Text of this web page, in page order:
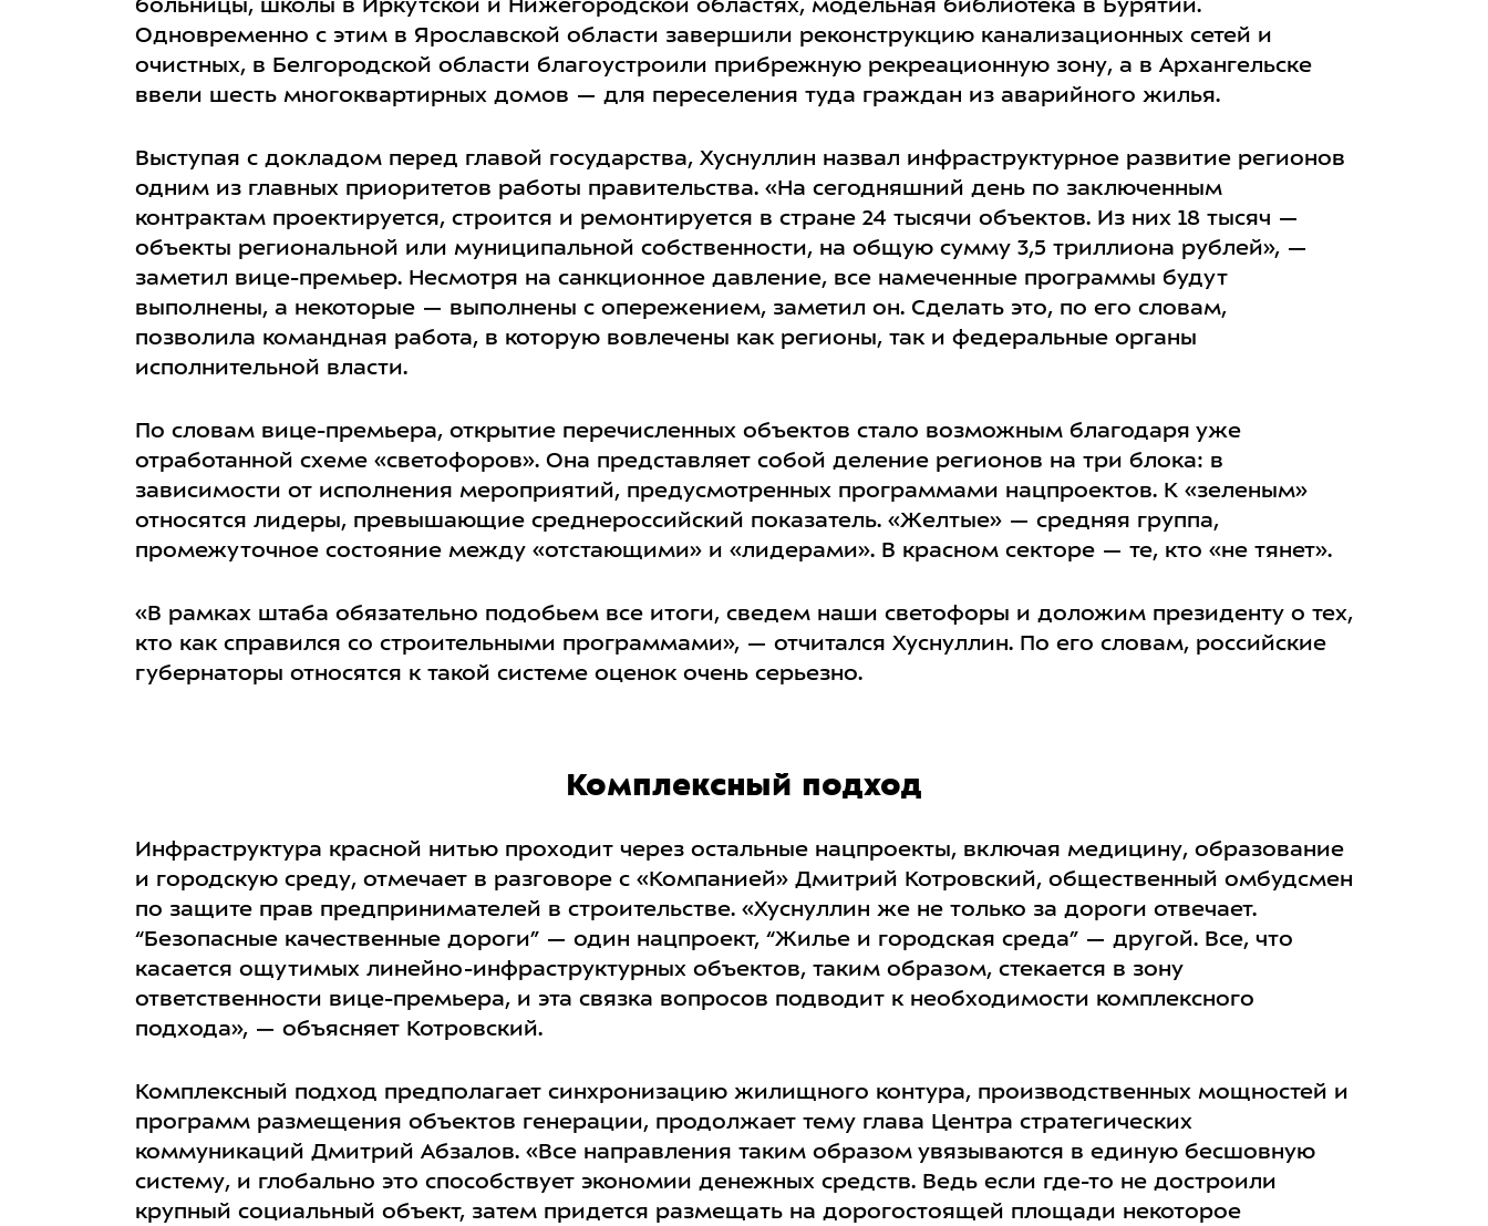
больницы, школы в Иркутской и Нижегородской областях, модельная библиотека в Бурятии.
Одновременно с этим в Ярославской области завершили реконструкцию канализационных сетей и
очистных, в Белгородской области благоустроили прибрежную рекреационную зону, а в Архангельске
ввели шесть многоквартирных домов — для переселения туда граждан из аварийного жилья.
Выступая с докладом перед главой государства, Хуснуллин назвал инфраструктурное развитие регионов
одним из главных приоритетов работы правительства. «На сегодняшний день по заключенным
контрактам проектируется, строится и ремонтируется в стране 24 тысячи объектов. Из них 18 тысяч —
объекты региональной или муниципальной собственности, на общую сумму 3,5 триллиона рублей», —
заметил вице-премьер. Несмотря на санкционное давление, все намеченные программы будут
выполнены, а некоторые — выполнены с опережением, заметил он. Сделать это, по его словам,
позволила командная работа, в которую вовлечены как регионы, так и федеральные органы
исполнительной власти.
По словам вице-премьера, открытие перечисленных объектов стало возможным благодаря уже
отработанной схеме «светофоров». Она представляет собой деление регионов на три блока: в
зависимости от исполнения мероприятий, предусмотренных программами нацпроектов. К «зеленым»
относятся лидеры, превышающие среднероссийский показатель. «Желтые» — средняя группа,
промежуточное состояние между «отстающими» и «лидерами». В красном секторе — те, кто «не тянет».
«В рамках штаба обязательно подобьем все итоги, сведем наши светофоры и доложим президенту о тех,
кто как справился со строительными программами», — отчитался Хуснуллин. По его словам, российские
губернаторы относятся к такой системе оценок очень серьезно.
Комплексный подход
Инфраструктура красной нитью проходит через остальные нацпроекты, включая медицину, образование
и городскую среду, отмечает в разговоре с «Компанией» Дмитрий Котровский, общественный омбудсмен
по защите прав предпринимателей в строительстве. «Хуснуллин же не только за дороги отвечает.
“Безопасные качественные дороги” — один нацпроект, “Жилье и городская среда” — другой. Все, что
касается ощутимых линейно-инфраструктурных объектов, таким образом, стекается в зону
ответственности вице-премьера, и эта связка вопросов подводит к необходимости комплексного
подхода», — объясняет Котровский.
Комплексный подход предполагает синхронизацию жилищного контура, производственных мощностей и
программ размещения объектов генерации, продолжает тему глава Центра стратегических
коммуникаций Дмитрий Абзалов. «Все направления таким образом увязываются в единую бесшовную
систему, и глобально это способствует экономии денежных средств. Ведь если где-то не достроили
крупный социальный объект, затем придется размещать на дорогостоящей площади некоторое